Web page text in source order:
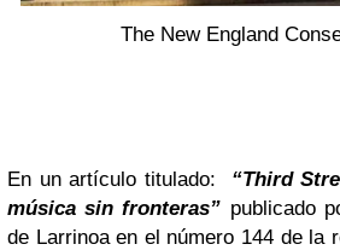
The New England
En un artículo titulado:
“Third
música sin fronteras” publicado
de Larrinoa en el número 144 de la